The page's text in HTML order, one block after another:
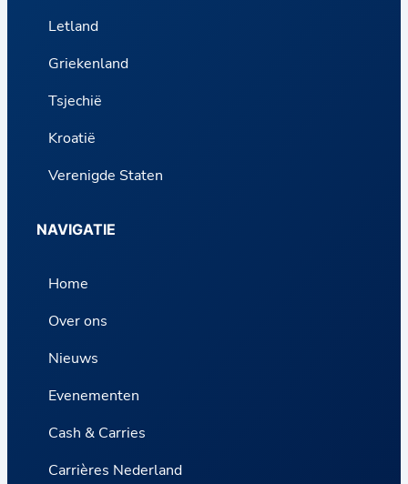
Letland
Griekenland
Tsjechië
Kroatië
Verenigde Staten
NAVIGATIE
Home
Over ons
Nieuws
Evenementen
Cash & Carries
Carrières Nederland